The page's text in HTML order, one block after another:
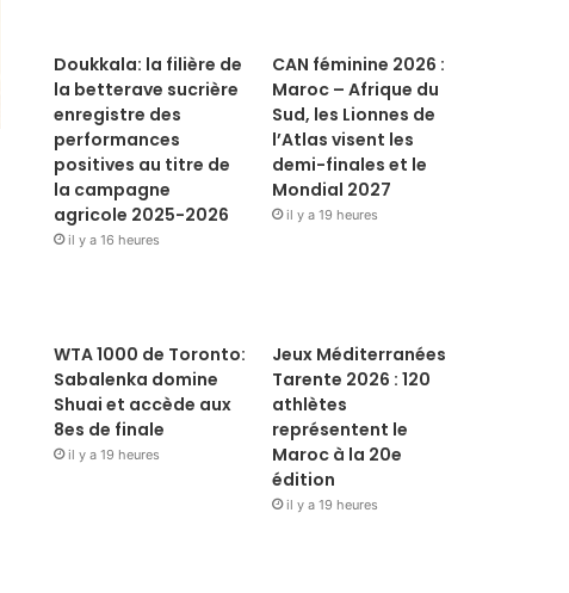
Doukkala: la filière de
la betterave sucrière
enregistre des
performances
positives au titre de
la campagne
agricole 2025-2026
il y a 16 heures
CAN féminine 2026 :
Maroc – Afrique du
Sud, les Lionnes de
l’Atlas visent les
demi-finales et le
Mondial 2027
il y a 19 heures
WTA 1000 de Toronto:
Sabalenka domine
Shuai et accède aux
8es de finale
il y a 19 heures
Jeux Méditerranées
Tarente 2026 : 120
athlètes
représentent le
Maroc à la 20e
édition
il y a 19 heures